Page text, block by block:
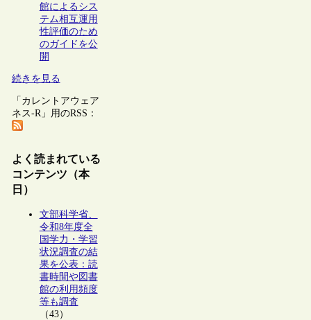
館によるシス
テム相互運用
性評価のため
のガイドを公
開
続きを見る
「カレントアウェア
ネス-R」用のRSS：
よく読まれている
コンテンツ（本
日）
文部科学省、
令和8年度全
国学力・学習
状況調査の結
果を公表：読
書時間や図書
館の利用頻度
等も調査
（43）